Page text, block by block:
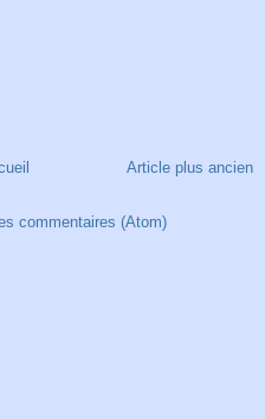
Article plus ancien
commentaires (Atom)